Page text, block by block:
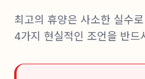
최고의 휴양은 사소한 실수
4가지 현실적인 조언을 반드